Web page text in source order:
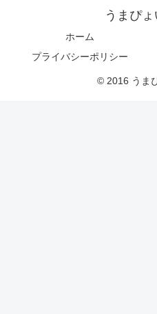
うまぴ
ホーム
プライバシーポリシー
© 2016 うま